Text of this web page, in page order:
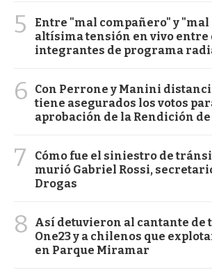
5
Entre "mal compañero" y
altísima tensión en vivo entre
integrantes de programa
6
Con Perrone y Manini
tiene asegurados los votos
aprobación de la Rendición de
7
Cómo fue el siniestro de
murió Gabriel Rossi,
Drogas
8
Así detuvieron al cantante de
One23 y a chilenos que
en Parque Miramar